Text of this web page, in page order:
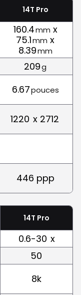
14T Pro
160.4mm x
75.1mm x
8.39mm
209g
6.67pouces
1220 x 2712
446 ppp
14T Pro
0.6-30 x
50
8k